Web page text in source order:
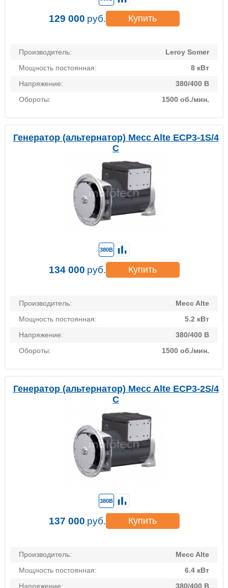
Производитель:
Leroy Somer
Мощность постоянная:
8 кВт
Напряжение:
380/400 В
Обороты:
1500 об./мин.
129 000 руб. Купить
Генератор (альтернатор) Mecc Alte ECP3-1S/4
C
Производитель:
Mecc Alte
Мощность постоянная:
5.2 кВт
Напряжение:
380/400 В
Обороты:
1500 об./мин.
380В
134 000 руб. Купить
Генератор (альтернатор) Mecc Alte ECP3-2S/4
C
Производитель:
Mecc Alte
Мощность постоянная:
6.4 кВт
Напряжение:
380/400 В
380В
137 000 руб. Купить